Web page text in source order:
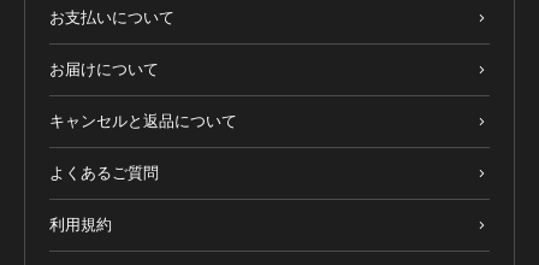
お支払いについて
お届けについて
キャンセルと返品について
よくあるご質問
利用規約